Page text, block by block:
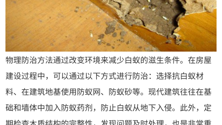
物理防治方法通过改变环境来减少白蚁的滋生条件。在房屋
建设过程中，可以通过以下方式进行防治：选择抗白蚁材
料、在建筑地基使用防蚁网、防蚁砂等。现代建筑往往在基
础和墙体中加入防蚁药剂，防止白蚁从地下入侵。此外，定